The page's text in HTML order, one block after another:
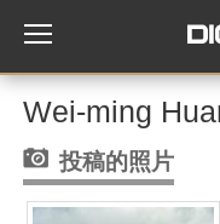
Wei-ming
投稿的照片